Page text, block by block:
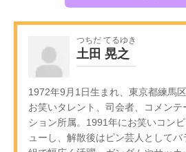
つちだ てるゆき
土田 晃之
1972年9月1日生まれ、東京都練馬
お笑いタレント、司会者、コメンテ
ション所属。1991年にお笑いコン
ューし、解散後はピン芸人として